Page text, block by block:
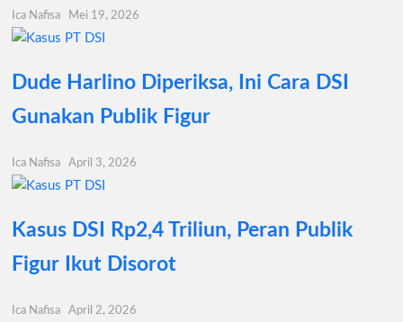
Ica Nafisa Mei 19, 2026
Dude Harlino Diperiksa, Ini Cara DSI
Gunakan Publik Figur
Ica Nafisa April 3, 2026
Kasus DSI Rp2,4 Triliun, Peran Publik
Figur Ikut Disorot
Ica Nafisa April 2, 2026